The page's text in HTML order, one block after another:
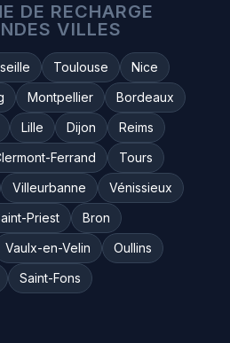
DE RECHARGE
VILLES
Toulouse
Nice
Montpellier
Bordeaux
Lille Dijon
Reims
Ferrand
Tours
Villeurbanne
Vénissieux
Priest
Bron
Vaulx-en-Velin
Oullins
Saint-Fons